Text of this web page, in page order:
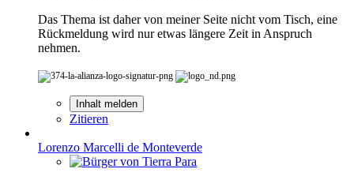
Das Thema ist daher von meiner Seite nicht vom Tisch, eine
Rückmeldung wird nur etwas längere Zeit in Anspruch
nehmen.
Inhalt melden
Zitieren
Lorenzo Marcelli de Monteverde